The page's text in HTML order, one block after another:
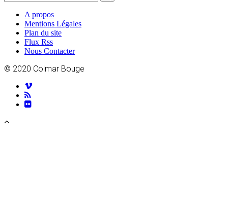
A propos
Mentions Légales
Plan du site
Flux Rss
Nous Contacter
© 2020 Colmar Bouge